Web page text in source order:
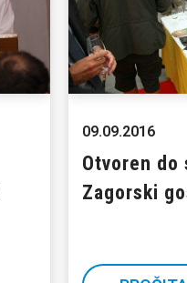
09.09.2016
Otvoren do
Zagorski